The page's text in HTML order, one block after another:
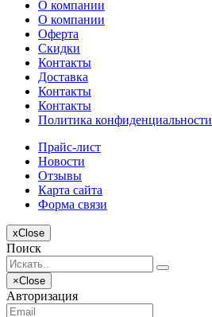
О компании
О компании
Оферта
Скидки
Контакты
Доставка
Контакты
Контакты
Политика конфиденциальности
Прайс-лист
Новости
Отзывы
Карта сайта
Форма связи
xClose
Поиск
×Close
Авторизация